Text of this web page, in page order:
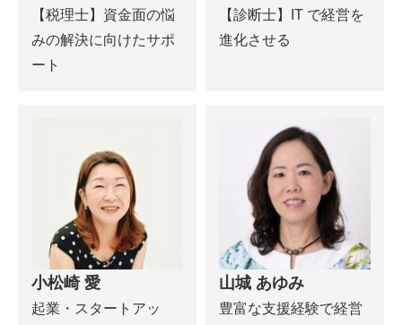
【税理士】資金面の悩
みの解決に向けたサポ
ート
【診断士】IT で経営を
進化させる
小松崎 愛
起業・スタートアッ
山城 あゆみ
豊富な支援経験で経営